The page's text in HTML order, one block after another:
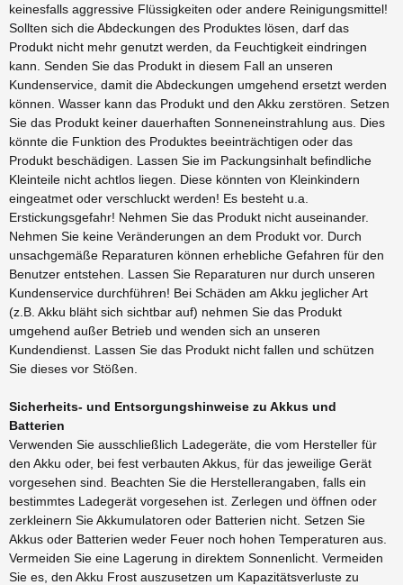
keinesfalls aggressive Flüssigkeiten oder andere Reinigungsmittel!
Sollten sich die Abdeckungen des Produktes lösen, darf das
Produkt nicht mehr genutzt werden, da Feuchtigkeit eindringen
kann. Senden Sie das Produkt in diesem Fall an unseren
Kundenservice, damit die Abdeckungen umgehend ersetzt werden
können. Wasser kann das Produkt und den Akku zerstören. Setzen
Sie das Produkt keiner dauerhaften Sonneneinstrahlung aus. Dies
könnte die Funktion des Produktes beeinträchtigen oder das
Produkt beschädigen. Lassen Sie im Packungsinhalt befindliche
Kleinteile nicht achtlos liegen. Diese könnten von Kleinkindern
eingeatmet oder verschluckt werden! Es besteht u.a.
Erstickungsgefahr! Nehmen Sie das Produkt nicht auseinander.
Nehmen Sie keine Veränderungen an dem Produkt vor. Durch
unsachgemäße Reparaturen können erhebliche Gefahren für den
Benutzer entstehen. Lassen Sie Reparaturen nur durch unseren
Kundenservice durchführen! Bei Schäden am Akku jeglicher Art
(z.B. Akku bläht sich sichtbar auf) nehmen Sie das Produkt
umgehend außer Betrieb und wenden sich an unseren
Kundendienst. Lassen Sie das Produkt nicht fallen und schützen
Sie dieses vor Stößen.
Sicherheits- und Entsorgungshinweise zu Akkus und
Batterien
Verwenden Sie ausschließlich Ladegeräte, die vom Hersteller für
den Akku oder, bei fest verbauten Akkus, für das jeweilige Gerät
vorgesehen sind. Beachten Sie die Herstellerangaben, falls ein
bestimmtes Ladegerät vorgesehen ist. Zerlegen und öffnen oder
zerkleinern Sie Akkumulatoren oder Batterien nicht. Setzen Sie
Akkus oder Batterien weder Feuer noch hohen Temperaturen aus.
Vermeiden Sie eine Lagerung in direktem Sonnenlicht. Vermeiden
Sie es, den Akku Frost auszusetzen um Kapazitätsverluste zu